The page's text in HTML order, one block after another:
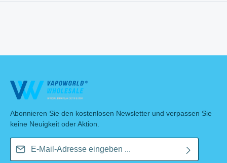
Abonnieren Sie den kostenlosen Newsletter und verpassen Sie
keine Neuigkeit oder Aktion.